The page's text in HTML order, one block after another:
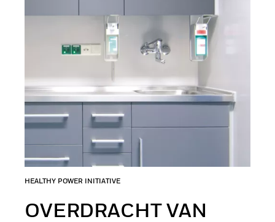
HEALTHY POWER INITIATIVE
OVERDRACHT VAN